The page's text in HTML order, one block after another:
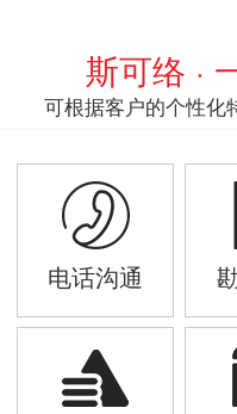
斯可络 ·
可根据客户的个性化
电话沟通